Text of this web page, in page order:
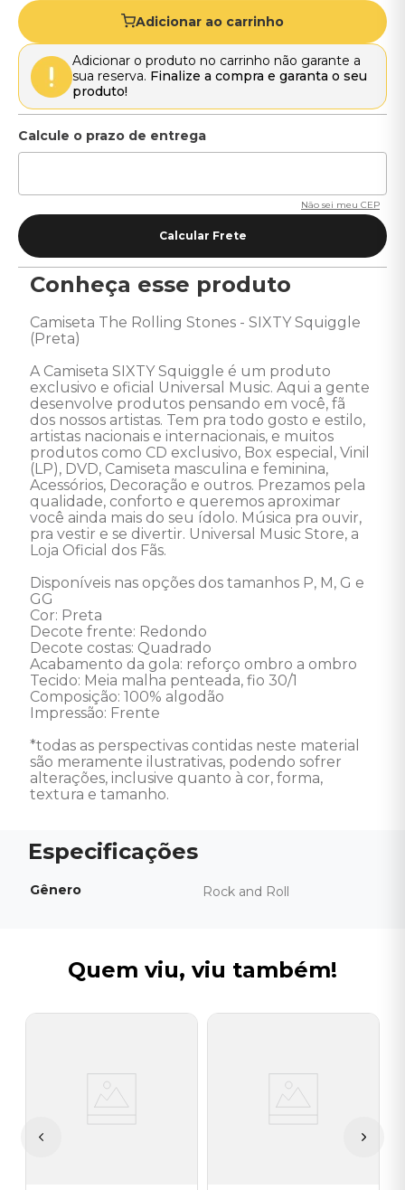
Adicionar ao carrinho
Adicionar o produto no carrinho não garante a
sua reserva. Finalize a compra e garanta o seu
produto!
Não sei meu CEP
Conheça esse produto
Camiseta The Rolling Stones - SIXTY Squiggle
(Preta)
A Camiseta SIXTY Squiggle é um produto
exclusivo e oficial Universal Music. Aqui a gente
desenvolve produtos pensando em você, fã
dos nossos artistas. Tem pra todo gosto e estilo,
artistas nacionais e internacionais, e muitos
produtos como CD exclusivo, Box especial, Vinil
(LP), DVD, Camiseta masculina e feminina,
Acessórios, Decoração e outros. Prezamos pela
qualidade, conforto e queremos aproximar
você ainda mais do seu ídolo. Música pra ouvir,
pra vestir e se divertir. Universal Music Store, a
Loja Oficial dos Fãs.
Disponíveis nas opções dos tamanhos P, M, G e
GG
Cor: Preta
Decote frente: Redondo
Decote costas: Quadrado
Acabamento da gola: reforço ombro a ombro
Tecido: Meia malha penteada, fio 30/1
Composição: 100% algodão
Impressão: Frente
*todas as perspectivas contidas neste material
são meramente ilustrativas, podendo sofrer
alterações, inclusive quanto à cor, forma,
textura e tamanho.
Gênero Rock and Roll
Quem viu, viu também!